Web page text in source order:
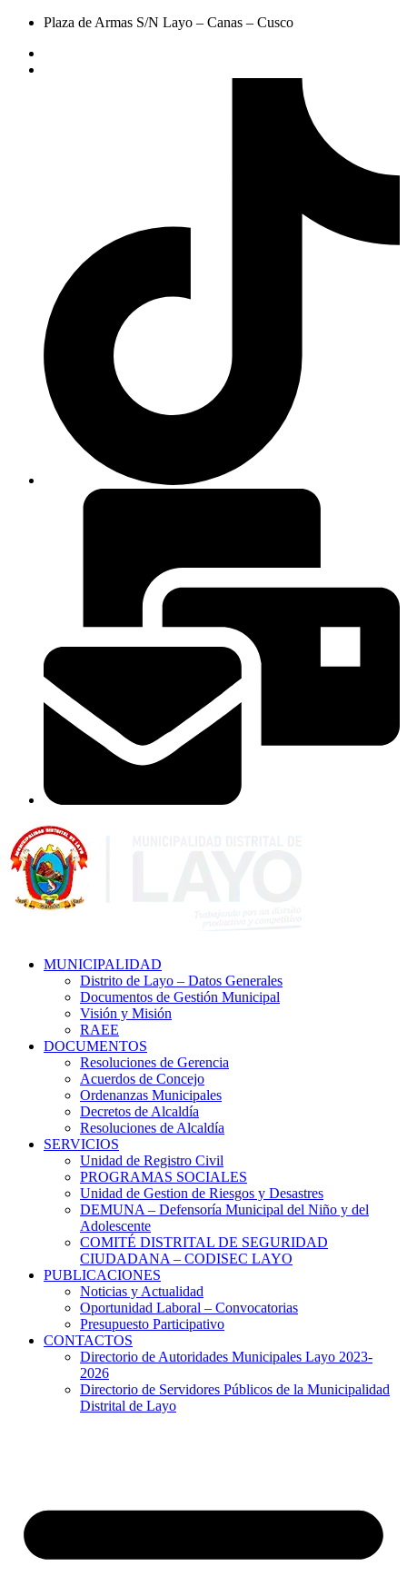
Plaza de Armas S/N Layo – Canas – Cusco
MUNICIPALIDAD
Distrito de Layo – Datos Generales
Documentos de Gestión Municipal
Visión y Misión
RAEE
DOCUMENTOS
Resoluciones de Gerencia
Acuerdos de Concejo
Ordenanzas Municipales
Decretos de Alcaldía
Resoluciones de Alcaldía
SERVICIOS
Unidad de Registro Civil
PROGRAMAS SOCIALES
Unidad de Gestion de Riesgos y Desastres
DEMUNA – Defensoría Municipal del Niño y del
Adolescente
COMITÉ DISTRITAL DE SEGURIDAD
CIUDADANA – CODISEC LAYO
PUBLICACIONES
Noticias y Actualidad
Oportunidad Laboral – Convocatorias
Presupuesto Participativo
CONTACTOS
Directorio de Autoridades Municipales Layo 2023-
2026
Directorio de Servidores Públicos de la Municipalidad
Distrital de Layo